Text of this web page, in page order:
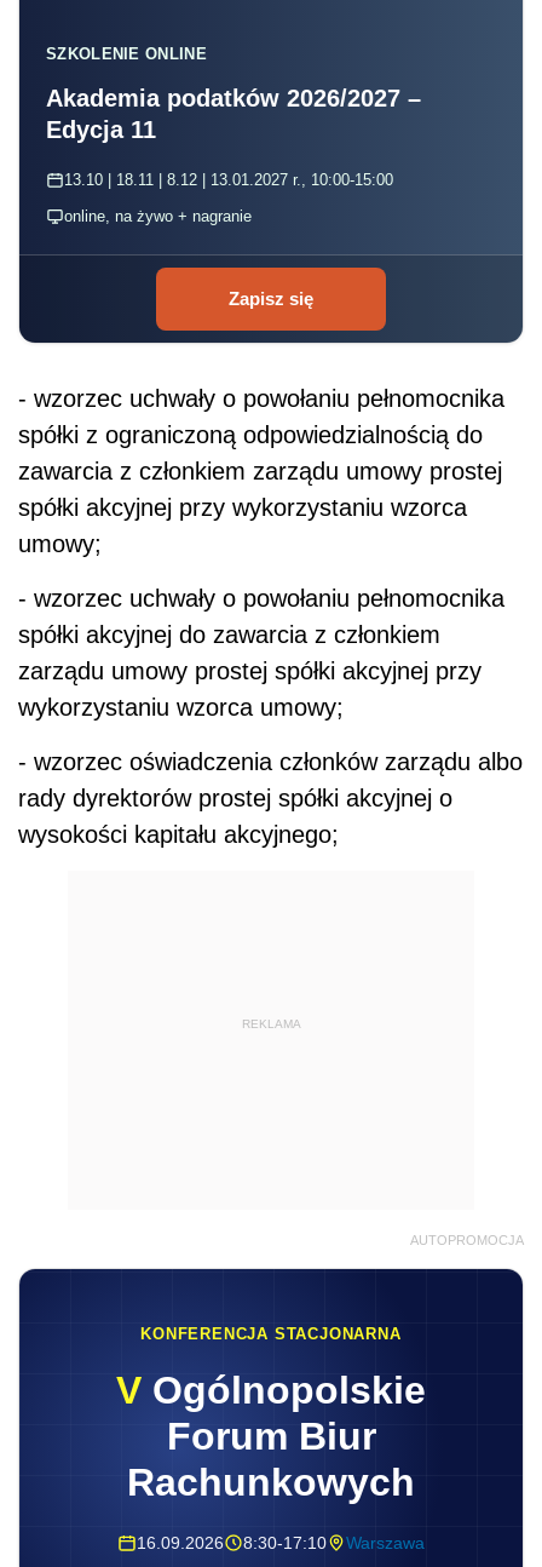
SZKOLENIE ONLINE
Akademia podatków 2026/2027 –
Edycja 11
13.10 | 18.11 | 8.12 | 13.01.2027 r., 10:00-15:00
online, na żywo + nagranie
Zapisz się
- wzorzec uchwały o powołaniu pełnomocnika
spółki z ograniczoną odpowiedzialnością do
zawarcia z członkiem zarządu umowy prostej
spółki akcyjnej przy wykorzystaniu wzorca
umowy;
- wzorzec uchwały o powołaniu pełnomocnika
spółki akcyjnej do zawarcia z członkiem
zarządu umowy prostej spółki akcyjnej przy
wykorzystaniu wzorca umowy;
- wzorzec oświadczenia członków zarządu albo
rady dyrektorów prostej spółki akcyjnej o
wysokości kapitału akcyjnego;
REKLAMA
AUTOPROMOCJA
KONFERENCJA STACJONARNA
V Ogólnopolskie
Forum Biur
Rachunkowych
16.09.2026 8:30-17:10 Warszawa